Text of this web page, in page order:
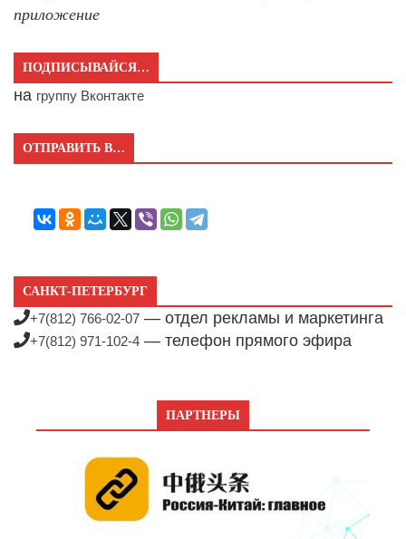
приложение
ПОДПИСЫВАЙСЯ…
на группу Вконтакте
ОТПРАВИТЬ В…
САНКТ-ПЕТЕРБУРГ
+7(812) 766-02-07 — отдел рекламы и маркетинга
+7(812) 971-102-4 — телефон прямого эфира
ПАРТНЕРЫ